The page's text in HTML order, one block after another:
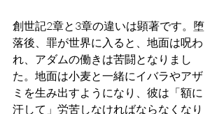
創世記2章と3章の違いは顕著です。堕
落後、罪が世界に入ると、地面は呪わ
れ、アダムの働きは苦闘となりまし
た。地面は小麦と一緒にイバラやアザ
ミを生み出すようになり、彼は「額に
汗して」労苦しなければならなくなり